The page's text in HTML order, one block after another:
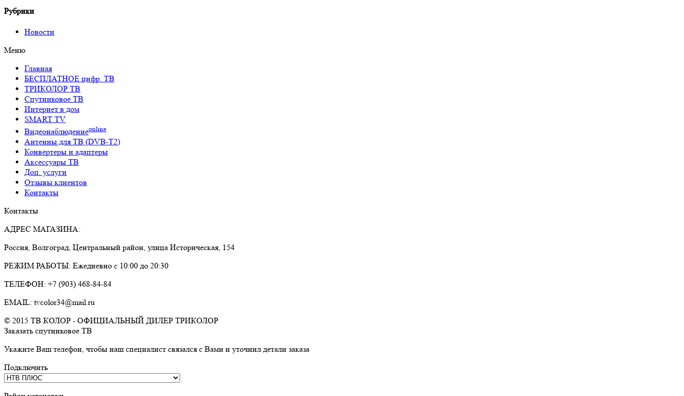
Рубрики
Новости
Меню
Главная
БЕСПЛАТНОЕ цифр. ТВ
ТРИКОЛОР ТВ
Спутниковое ТВ
Интернет в дом
SMART TV
Видеонаблюдениеonline
Антенны для ТВ (DVB-T2)
Конвертеры и адаптеры
Аксессуары ТВ
Доп. услуги
Отзывы клиентов
Контакты
Контакты
АДРЕС МАГАЗИНА:
Россия, Волгоград, Центральный район, улица Историческая, 154
РЕЖИМ РАБОТЫ: Ежедневно с 10:00 до 20:30
ТЕЛЕФОН: +7 (903) 468-84-84
EMAIL: tvcolor34@mail.ru
© 2015 ТВ КОЛОР - ОФИЦИАЛЬНЫЙ ДИЛЕР ТРИКОЛОР
Заказать спутниковое ТВ
Укажите Ваш телефон, чтобы наш специалист связался с Вами и уточнил детали заказа
Подключить